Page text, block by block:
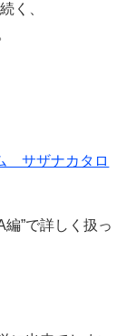
く、
サザナカタロ
”で詳しく扱っ